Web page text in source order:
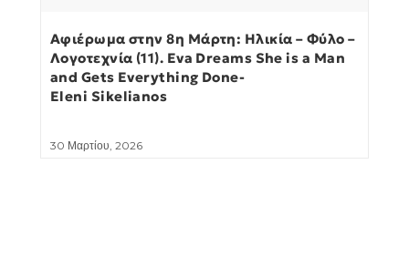
Αφιέρωμα στην 8η Μάρτη: Ηλικία – Φύλο –
Λογοτεχνία (11). Eva Dreams She is a Man
and Gets Everything Done-
Eleni Sikelianos
30 Μαρτίου, 2026